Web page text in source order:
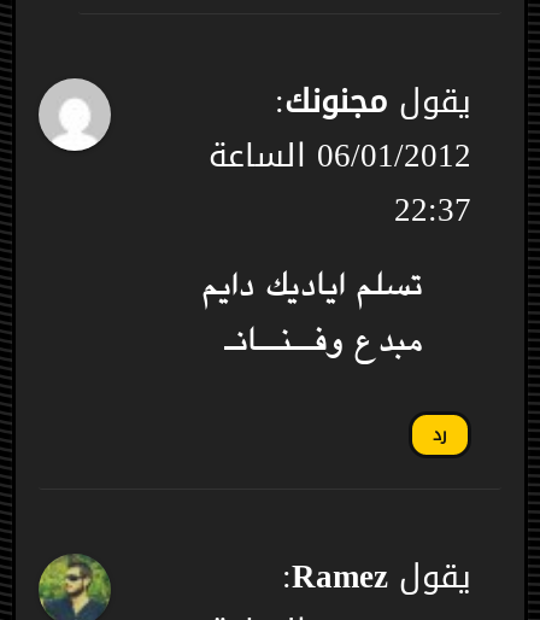
يقول مجنونك:
06/01/2012 الساعة
22:37
تسلم اياديك دايم
مبدع وفــنــانـ
رد
يقولRamez
: